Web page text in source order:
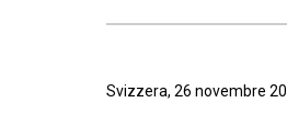
Svizzera, 26 novembre